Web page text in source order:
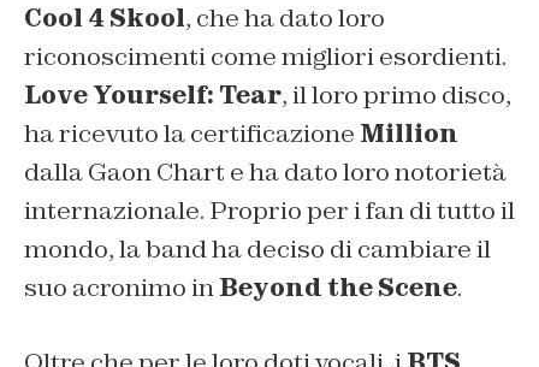
Cool 4 Skool, che ha dato loro
riconoscimenti come migliori esordienti.
Love Yourself: Tear, il loro primo disco,
ha ricevuto la certificazione Million
dalla Gaon Chart e ha dato loro notorietà
internazionale. Proprio per i fan di tutto il
mondo, la band ha deciso di cambiare il
suo acronimo inBeyond the Scene.